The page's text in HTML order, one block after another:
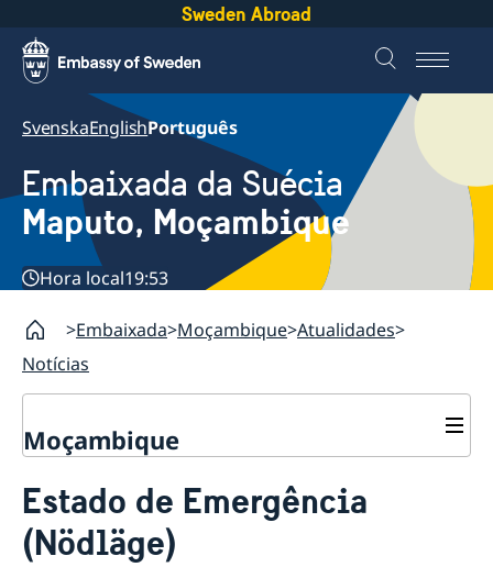
Sweden Abroad
SvenskaEnglishPortuguês
Embaixada da Suécia
Maputo, Moçambique
Hora local19:53
Embaixada Moçambique Atualidades
Notícias
Moçambique
Sobre nós
Pessoal da Embaixada
Atualidades
Estado de Emergência
(Nödläge)